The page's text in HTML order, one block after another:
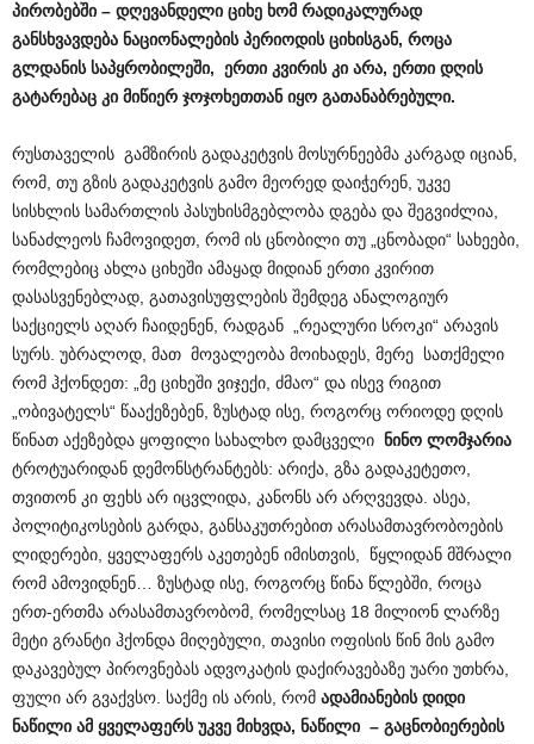
პირობებში – დღევანდელი ციხე ხომ რადიკალურად
განსხვავდება ნაციონალების პერიოდის ციხისგან, როცა
გლდანის საპყრობილეში, ერთი კვირის კი არა, ერთი დღის
გატარებაც კი მიწიერ ჯოჯოხეთთან იყო გათანაბრებული.
რუსთაველის გამზირის გადაკეტვის მოსურნეებმა კარგად იციან,
რომ, თუ გზის გადაკეტვის გამო მეორედ დაიჭერენ, უკვე
სისხლის სამართლის პასუხისმგებლობა დგება და შეგვიძლია,
სანაძლეოს ჩამოვიდეთ, რომ ის ცნობილი თუ „ცნობადი“ სახეები,
რომლებიც ახლა ციხეში ამაყად მიდიან ერთი კვირით
დასასვენებლად, გათავისუფლების შემდეგ ანალოგიურ
საქციელს აღარ ჩაიდენენ, რადგან „რეალური სროკი“ არავის
სურს. უბრალოდ, მათ მოვალეობა მოიხადეს, მერე სათქმელი
რომ ჰქონდეთ: „მე ციხეში ვიჯექი, ძმაო“ და ისევ რიგით
„ობივატელს“ წააქეზებენ, ზუსტად ისე, როგორც ორიოდე დღის
წინათ აქეზებდა ყოფილი სახალხო დამცველი ნინო ლომჯარია
ტროტუარიდან დემონსტრანტებს: არიქა, გზა გადაკეტეთო,
თვითონ კი ფეხს არ იცვლიდა, კანონს არ არღვევდა. ასეა,
პოლიტიკოსების გარდა, განსაკუთრებით არასამთავრობოების
ლიდერები, ყველაფერს აკეთებენ იმისთვის, წყლიდან მშრალი
რომ ამოვიდნენ… ზუსტად ისე, როგორც წინა წლებში, როცა
ერთ-ერთმა არასამთავრობომ, რომელსაც 18 მილიონ ლარზე
მეტი გრანტი ჰქონდა მიღებული, თავისი ოფისის წინ მის გამო
დაკავებულ პიროვნებას ადვოკატის დაქირავებაზე უარი უთხრა,
ფული არ გვაქვსო. საქმე ის არის, რომ ადამიანების დიდი
ნაწილი ამ ყველაფერს უკვე მიხვდა, ნაწილი – გაცნობიერების